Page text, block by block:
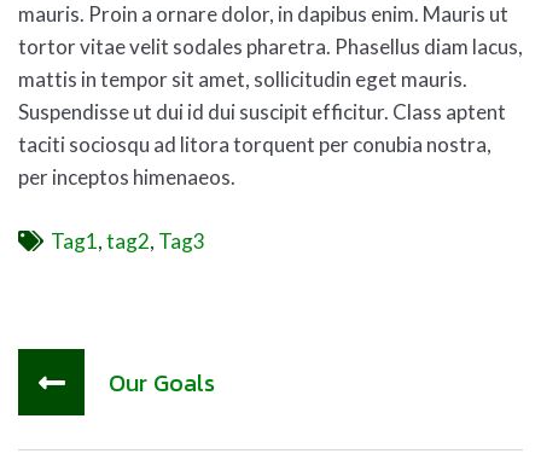
mauris. Proin a ornare dolor, in dapibus enim. Mauris ut
tortor vitae velit sodales pharetra. Phasellus diam lacus,
mattis in tempor sit amet, sollicitudin eget mauris.
Suspendisse ut dui id dui suscipit efficitur. Class aptent
taciti sociosqu ad litora torquent per conubia nostra,
per inceptos himenaeos.
Tags
Tag1,tag2, Tag3
Our Goals